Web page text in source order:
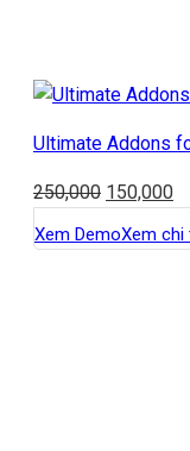
Ultimate Addons
250,000 150,000
Xem DemoXem chi